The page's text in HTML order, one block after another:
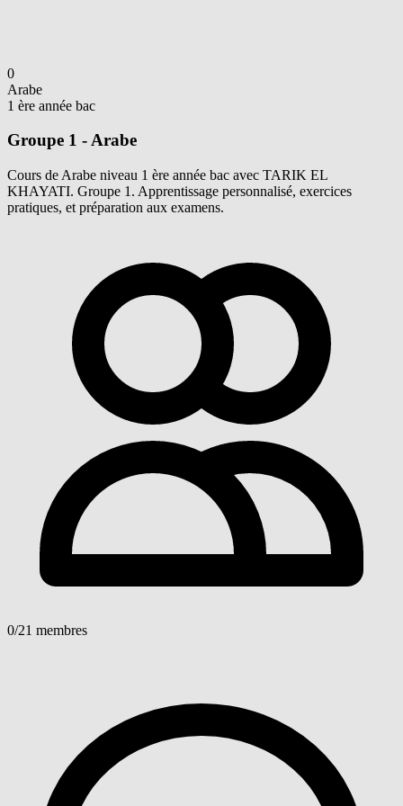
0
Arabe
1 ère année bac
Groupe 1 - Arabe
Cours de Arabe niveau 1 ère année bac avec TARIK EL
KHAYATI. Groupe 1. Apprentissage personnalisé, exercices
pratiques, et préparation aux examens.
0/21 membres